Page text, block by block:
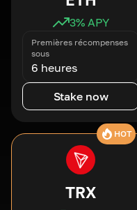
3% APY
Premières récompenses
sous
6 heures
Stake now
HOT
TRX